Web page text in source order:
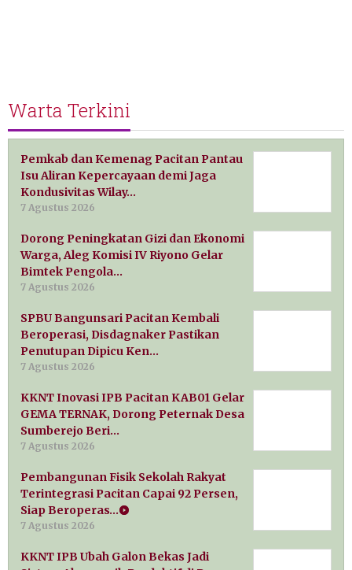
Warta Terkini
Pemkab dan Kemenag Pacitan Pantau
Isu Aliran Kepercayaan demi Jaga
Kondusivitas Wilay…
7 Agustus 2026
Dorong Peningkatan Gizi dan Ekonomi
Warga, Aleg Komisi IV Riyono Gelar
Bimtek Pengola…
7 Agustus 2026
SPBU Bangunsari Pacitan Kembali
Beroperasi, Disdagnaker Pastikan
Penutupan Dipicu Ken…
7 Agustus 2026
KKNT Inovasi IPB Pacitan KAB01 Gelar
GEMA TERNAK, Dorong Peternak Desa
Sumberejo Beri…
7 Agustus 2026
Pembangunan Fisik Sekolah Rakyat
Terintegrasi Pacitan Capai 92 Persen,
Siap Beroperas…
7 Agustus 2026
KKNT IPB Ubah Galon Bekas Jadi